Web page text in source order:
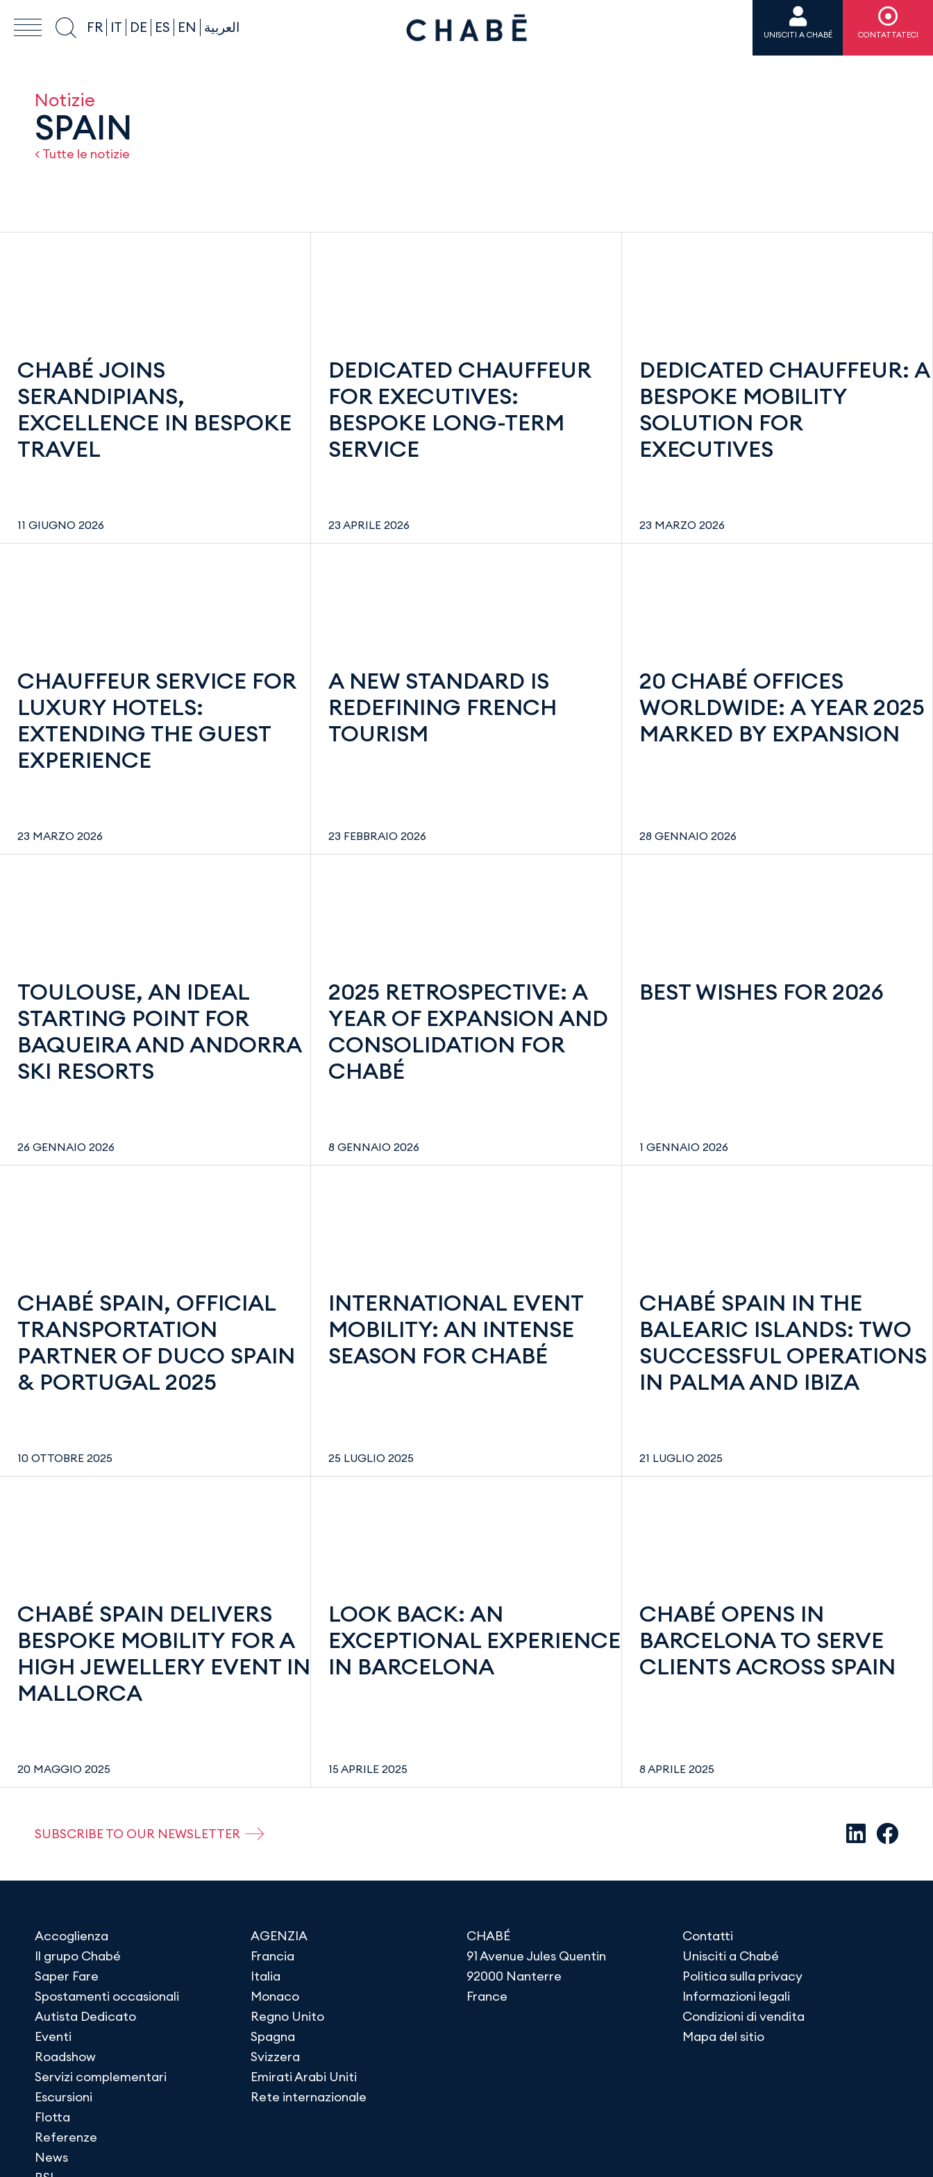
FR IT DE ES EN العربية UNISCITI A CHABÉ CONTATTATECI
Notizie
SPAIN
< Tutte le notizie
CHABÉ JOINS
SERANDIPIANS,
EXCELLENCE IN BESPOKE
TRAVEL
11 GIUGNO 2026
DEDICATED CHAUFFEUR
FOR EXECUTIVES:
BESPOKE LONG-TERM
SERVICE
23 APRILE 2026
DEDICATED CHAUFFEUR: A
BESPOKE MOBILITY
SOLUTION FOR
EXECUTIVES
23 MARZO 2026
CHAUFFEUR SERVICE FOR
LUXURY HOTELS:
EXTENDING THE GUEST
EXPERIENCE
23 MARZO 2026
A NEW STANDARD IS
REDEFINING FRENCH
TOURISM
23 FEBBRAIO 2026
20 CHABÉ OFFICES
WORLDWIDE: A YEAR 2025
MARKED BY EXPANSION
28 GENNAIO 2026
TOULOUSE, AN IDEAL
STARTING POINT FOR
BAQUEIRA AND ANDORRA
SKI RESORTS
26 GENNAIO 2026
2025 RETROSPECTIVE: A
YEAR OF EXPANSION AND
CONSOLIDATION FOR
CHABÉ
8 GENNAIO 2026
BEST WISHES FOR 2026
1 GENNAIO 2026
CHABÉ SPAIN, OFFICIAL
TRANSPORTATION
PARTNER OF DUCO SPAIN
& PORTUGAL 2025
10 OTTOBRE 2025
INTERNATIONAL EVENT
MOBILITY: AN INTENSE
SEASON FOR CHABÉ
25 LUGLIO 2025
CHABÉ SPAIN IN THE
BALEARIC ISLANDS: TWO
SUCCESSFUL OPERATIONS
IN PALMA AND IBIZA
21 LUGLIO 2025
CHABÉ SPAIN DELIVERS
BESPOKE MOBILITY FOR A
HIGH JEWELLERY EVENT IN
MALLORCA
20 MAGGIO 2025
LOOK BACK: AN
EXCEPTIONAL EXPERIENCE
IN BARCELONA
15 APRILE 2025
CHABÉ OPENS IN
BARCELONA TO SERVE
CLIENTS ACROSS SPAIN
8 APRILE 2025
SUBSCRIBE TO OUR NEWSLETTER
Accoglienza
Il grupo Chabé
Saper Fare
Spostamenti occasionali
Autista Dedicato
Eventi
Roadshow
Servizi complementari
Escursioni
Flotta
Referenze
News
AGENZIA
Francia
Italia
Monaco
Regno Unito
Spagna
Svizzera
Emirati Arabi Uniti
Rete internazionale
CHABÉ
91 Avenue Jules Quentin
92000 Nanterre
France
Contatti
Unisciti a Chabé
Politica sulla privacy
Informazioni legali
Condizioni di vendita
Mapa del sitio